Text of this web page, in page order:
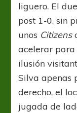
liguero. El
post 1-0, sin
unos Citizens
acelerar
ilusión
Silva apenas
derecho, el
jugada de